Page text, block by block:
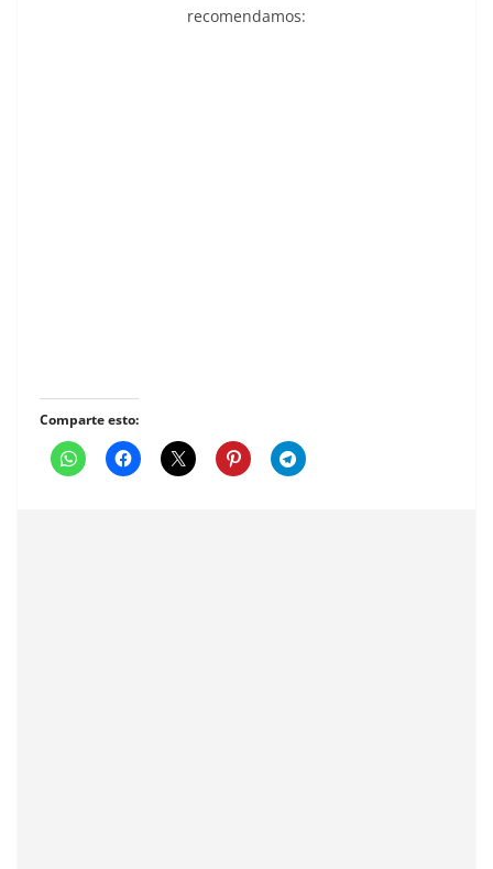
recomendamos:
Comparte esto: